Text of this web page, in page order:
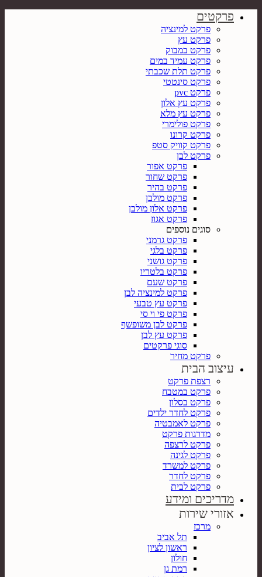
פרקטים
פרקט למינציה
פרקט עץ
פרקט במבוק
פרקט עמיד במים
פרקט תלת שכבתי
פרקט סינטטי
פרקט pvc
פרקט עץ אלון
פרקט עץ מלא
פרקט פולימרי
פרקט קרונו
פרקט קוויק סטפ
פרקט לבן
פרקט אפור
פרקט שחור
פרקט בהיר
פרקט מולבן
פרקט אלון מולבן
פרקט אגוז
סוגים נוספים
פרקט גרמני
פרקט בלגי
פרקט גושני
פרקט בלטריו
פרקט שעם
פרקט למינציה לבן
פרקט עץ טבעי
פרקט פי וי סי
פרקט לבן משופשף
פרקט עץ לבן
סוגי פרקטים
פרקט מחיר
עיצוב הבית
רצפת פרקט
פרקט במטבח
פרקט בסלון
פרקט לחדר ילדים
פרקט לאמבטיה
מדרגות פרקט
פרקט לרצפה
פרקט לגינה
פרקט למשרד
פרקט לחדר
פרקט לבית
מדריכים ומידע
אזורי שירות
מרכז
תל אביב
ראשון לציון
חולון
רמת גן